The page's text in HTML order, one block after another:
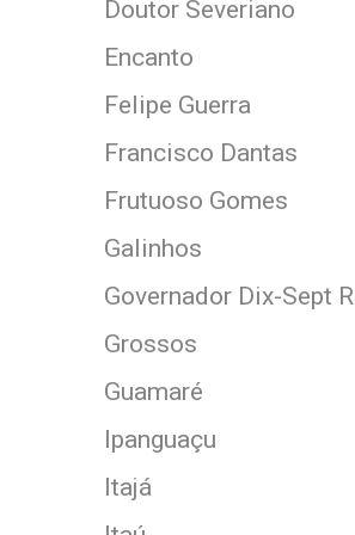
Doutor Severiano
Encanto
Felipe Guerra
Francisco Dantas
Frutuoso Gomes
Galinhos
Governador Dix-Sept
Grossos
Guamaré
Ipanguaçu
Itajá